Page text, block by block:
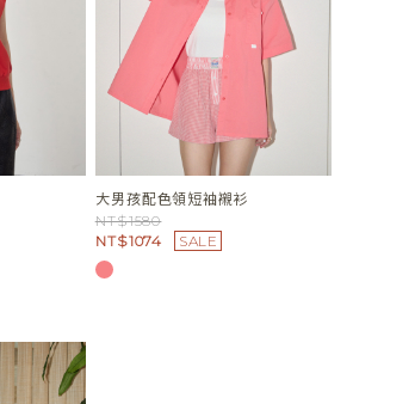
大男孩配色領短袖襯衫
NT$1580
NT$1074
SALE